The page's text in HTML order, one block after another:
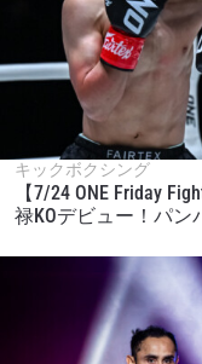
キックボクシング
【7/24 ONE Friday
禄KOデビュー！パン